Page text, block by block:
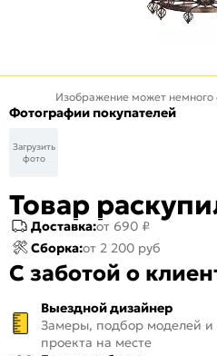
Изображение может немного
Фотографии покупателей
Загрузить
фото
Товар
Доставка:от 690 ₽
Сборка:от 2 200 руб
С заботой о
Выездной дизайнер
Замеры, подбор моделей и
проекта на месте